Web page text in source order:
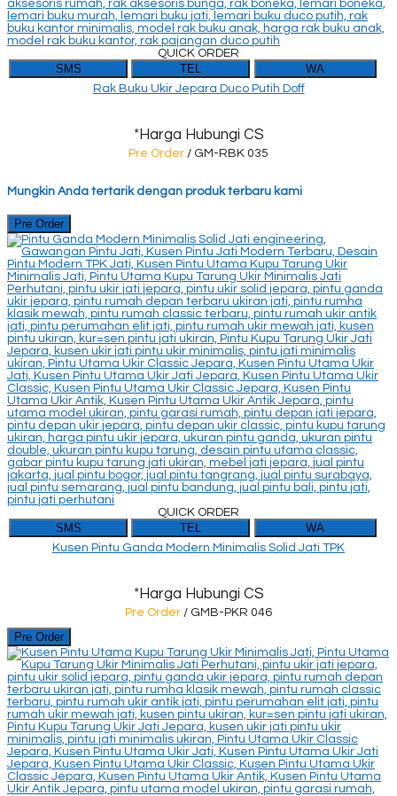
QUICK ORDER
SMS TEL WA
Rak Buku Ukir Jepara Duco Putih Doff
*Harga Hubungi CS
Pre Order / GM-RBK 035
Mungkin Anda tertarik dengan produk terbaru kami
Pre Order
QUICK ORDER
SMS TEL WA
Kusen Pintu Ganda Modern Minimalis Solid Jati TPK
*Harga Hubungi CS
Pre Order / GMB-PKR 046
Pre Order